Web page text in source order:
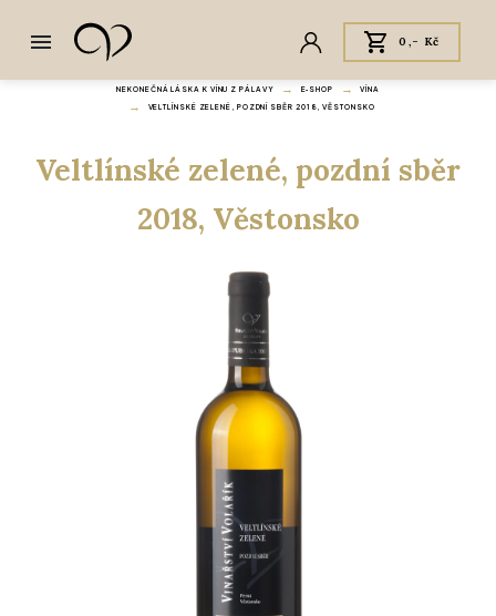
0,- Kč
NEKONEČNÁ LÁSKA K VÍNU Z PÁLAVY E‑SHOP VÍNA
VELTLÍNSKÉ ZELENÉ, POZDNÍ SBĚR 2018, VĚSTONSKO
Veltlínské zelené, pozdní sběr
2018, Věstonsko